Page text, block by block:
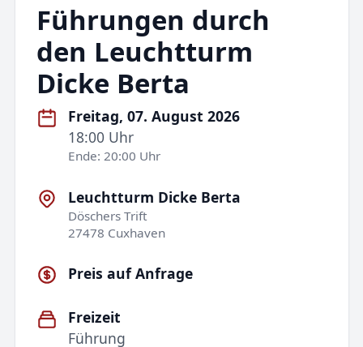
Führungen durch
den Leuchtturm
Dicke Berta
Freitag, 07. August 2026
18:00 Uhr
Ende: 20:00 Uhr
Leuchtturm Dicke Berta
Döschers Trift
27478 Cuxhaven
Preis auf Anfrage
Freizeit
Führung